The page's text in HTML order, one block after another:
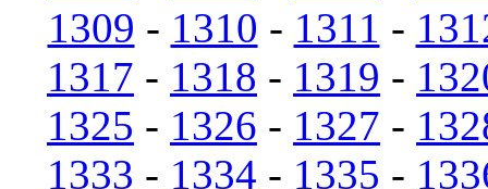
1309 - 1310 - 1311 -
1317 - 1318 - 1319 -
1325 - 1326 - 1327 -
1333 - 1334 - 1335 -